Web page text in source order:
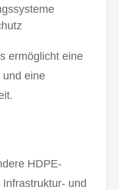
ermöglicht eine
und eine
HDPE-
und